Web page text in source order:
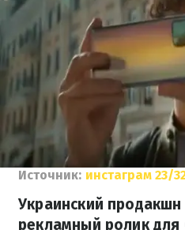
Источник: инстаграм 23/
Украинский
рекламный ролик для